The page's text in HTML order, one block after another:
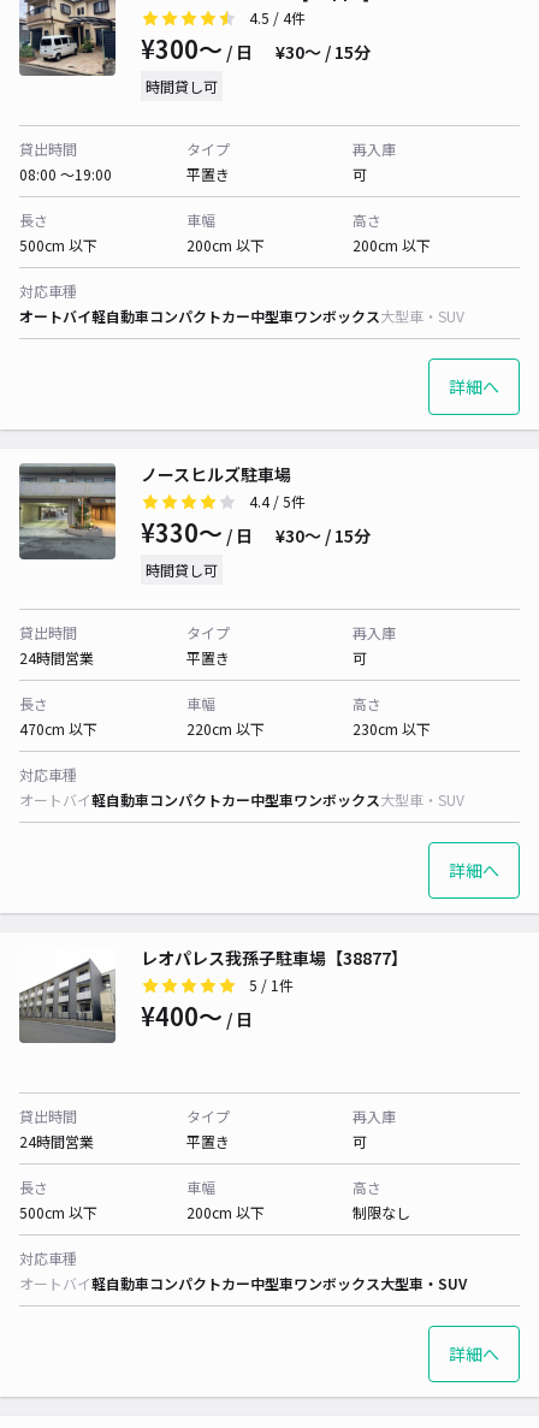
4.5 / 4件
¥300〜 / 日 ¥30〜 / 15分
時間貸し可
貸出時間
08:00 〜19:00
タイプ
平置き
再入庫
可
長さ
500cm 以下
車幅
200cm 以下
高さ
200cm 以下
対応車種
オートバイ軽自動車コンパクトカー中型車ワンボックス大型車・SUV
詳細へ
ノースヒルズ駐車場
4.4/ 5件
¥330〜 / 日 ¥30〜 / 15分
時間貸し可
貸出時間
24時間営業
タイプ
平置き
再入庫
可
長さ
470cm 以下
車幅
220cm 以下
高さ
230cm 以下
対応車種
オートバイ軽自動車コンパクトカー中型車ワンボックス大型車・SUV
詳細へ
レオパレス我孫子駐車場【38877】
5 / 1件
¥400〜 / 日
貸出時間
24時間営業
タイプ
平置き
再入庫
可
長さ
500cm 以下
車幅
200cm 以下
高さ
制限なし
対応車種
オートバイ軽自動車コンパクトカー中型車ワンボックス大型車・SUV
詳細へ